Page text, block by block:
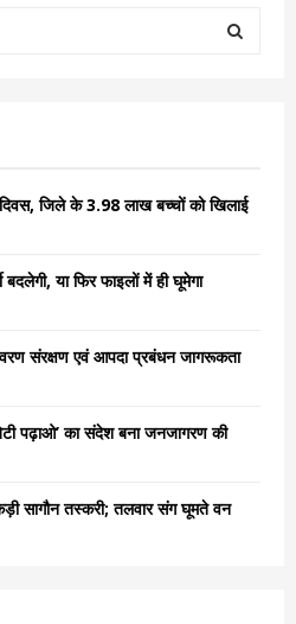
जिले के 3.98 लाख बच्चों को खिलाई
या फिर फाइलों में ही घूमेगा
संरक्षण एवं आपदा प्रबंधन जागरूकता
पढ़ाओ’ का संदेश बना जनजागरण की
सागौन तस्करी; तलवार संग घूमते वन